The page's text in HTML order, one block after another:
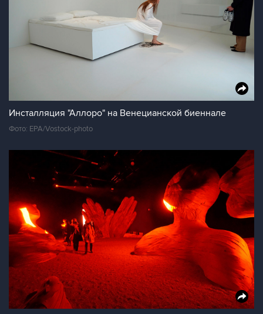
Инсталляция "Аллоро" на Венецианской биеннале
Фото: EPA/Vostock-photo